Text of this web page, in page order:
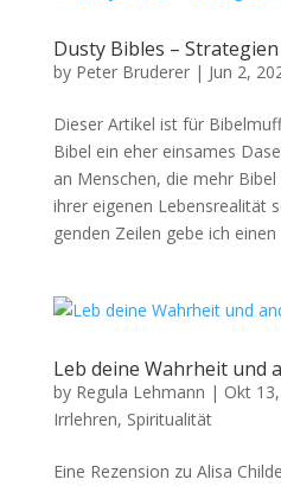
Dusty Bibles –
by Peter Bruderer| Jun 2,
Dieser Artikel ist für
Bibel ein eher ein­sames
an Men­schen, die mehr
ihrer eige­nen Leben­sre­al­ität
gen­den Zeilen gebe ich einen
Leb deine Wahrheit und
by Regula Lehmann | Okt
Irrlehren, Spiritualität
Eine Rezen­sion zu Alisa